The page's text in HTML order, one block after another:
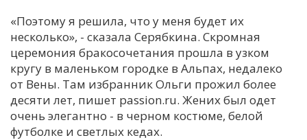
«Поэтому я решила, что у меня будет их
несколько», - сказала Серябкина. Скромная
церемония бракосочетания прошла в узком
кругу в маленьком городке в Альпах, недалеко
от Вены. Там избранник Ольги прожил более
десяти лет, пишет passion.ru. Жених был одет
очень элегантно - в черном костюме, белой
футболке и светлых кедах.